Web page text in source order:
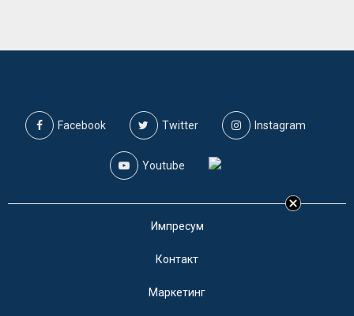
Facebook Twitter Instagram
Youtube
Импресум
Контакт
Маркетинг